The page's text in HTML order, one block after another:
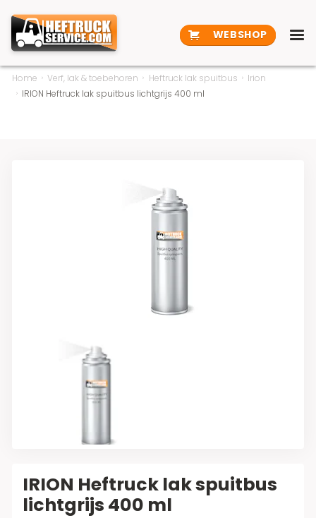
WEBSHOP
Home Verf, lak & toebehoren Heftruck lak spuitbus
Irion
IRION Heftruck lak spuitbus lichtgrijs 400 ml
IRION Heftruck lak spuitbus
lichtgrijs 400 ml